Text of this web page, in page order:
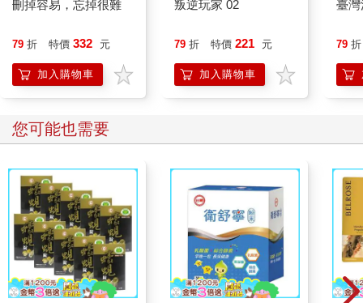
刪掉容易，忘掉很難
79 折 特價 332 元
加入購物車
叛逆玩家 02
79 折 特價 221 元
加入購物車
臺
79 折
您可能也需要